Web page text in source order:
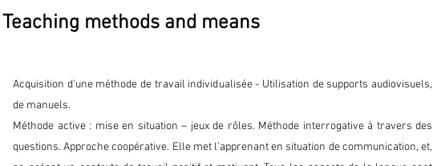
Les bases
Chiffres et numéraux et ordinaux (zero, um/uma, dois/duas, três, quatro, cinco,
Suffixes (indiquant la quantité, la profession, le nom d'un arbre, etc.)
Adjectifs et pronoms démonstratifs
Les emplois de « por » et « para »
Les locutions prépositives de temps/lieu/cause
Les pronoms personnels compléments et l'enclise
Teaching methods and means
Acquisition d'une méthode de travail individualisée - Utilisation de supports audiovisuels,
de manuels.
Méthode active : mise en situation – jeux de rôles. Méthode interrogative à travers des
questions. Approche coopérative. Elle met l’apprenant en situation de communication, et,